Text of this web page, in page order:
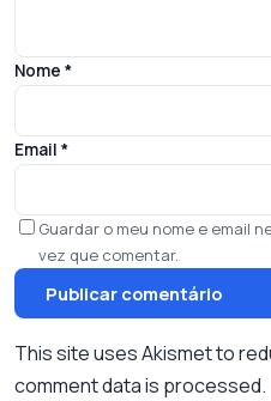
Nome *
Email *
Guardar o meu nome e email
vez que comentar.
This site uses Akismet to
comment data is processed.